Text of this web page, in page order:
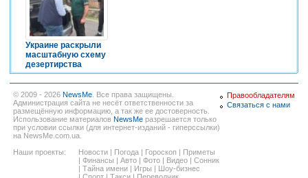
Украине раскрыли
масштабную схему
дезертирства
© 2009 - 2026 NewsMe . Все права защищены.
Администрация сайта не несёт ответственности за
размещённую информацию, а так же ее достоверность.
Использование материалов NewsMe разрешается только
при условии ссылки (для интернет-изданий - гиперссылки)
на NewsMe.com.ua.
Наши проекты:
Новости | Погода | Гороскоп | Приметы
| Финансы | Авто | Фото | Видео | Сонник
| Тайна имени | Игры | Шоу-бизнес
Правообладателям
Связаться с нами